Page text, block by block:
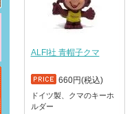
ALFI社 青帽子クマ
660円(税込)
ドイツ製、クマのキーホ
ルダー